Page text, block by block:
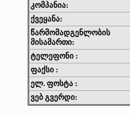
კომპანია:
ქვეყანა:
წარმომადგენლობის
მისამართი:
ტელეფონი :
ფაქსი :
ელ. ფოსტა :
ვებ გვერდი: